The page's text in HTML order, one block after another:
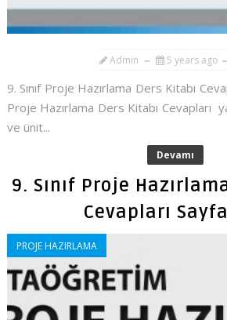
Admin 5 years ago
9. Sınıf Proje Hazırlama Ders Kitabı
Proje Hazırlama Ders Kitabı Cevapları
ve ünit...
Devamı
9. Sınıf Proje
Cevapları
PROJE HAZIRLAMA